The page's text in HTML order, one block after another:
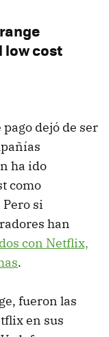
low cost
dejó de ser
ha ido
como
si
han
con Netflix,
.
fueron las
en sus